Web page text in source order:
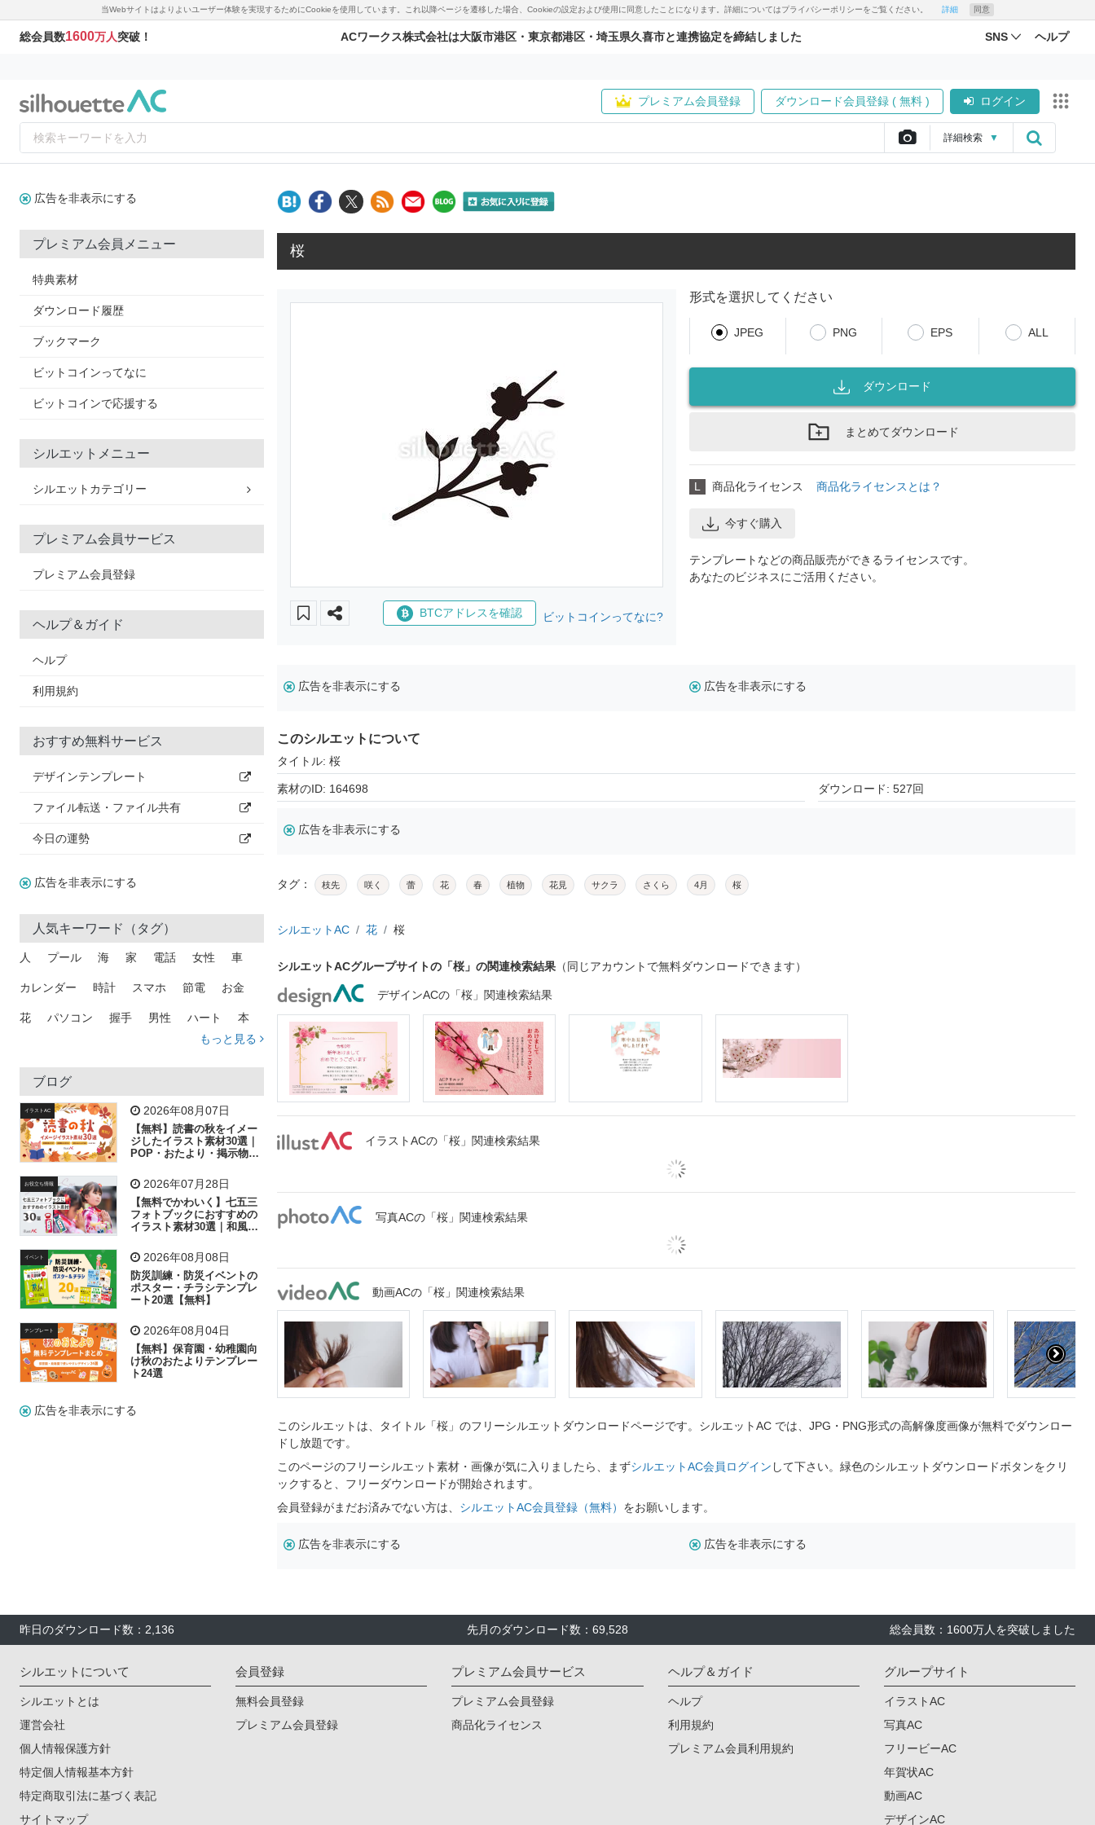
当Webサイトはよりよいユーザー体験を実現するためにCookieを使用しています。これ以降ページを遷移した場合、Cookieの設定および使用に同意したことになります。詳細についてはプライバシーポリシーをご覧ください。 詳細 同意
総会員数1600万人突破！ ACワークス株式会社は大阪市港区・東京都港区・埼玉県久喜市と連携協定を締結しました SNS ヘルプ
プレミアム会員登録 ダウンロード会員登録 ( 無料 ) ログイン
詳細検索 ▼
広告を非表示にする
プレミアム会員メニュー
特典素材
ダウンロード履歴
ブックマーク
ビットコインってなに
ビットコインで応援する
シルエットメニュー
シルエットカテゴリー
プレミアム会員サービス
プレミアム会員登録
ヘルプ＆ガイド
ヘルプ
利用規約
おすすめ無料サービス
デザインテンプレート
ファイル転送・ファイル共有
今日の運勢
広告を非表示にする
人気キーワード（タグ）
人 プール 海 家 電話 女性 車
カレンダー 時計 スマホ 節電 お金
花 パソコン 握手 男性 ハート 本
トラック 木
吹き出し
飛行機 グラフ ビル 魚 家族 書類
歩く 工場 会社 太陽 キラキラ
子供 作業員 葉 相談 ピクトグラム
もっと見る
ブログ
イラストAC 2026年08月07日
【無料】読書の秋をイメー
ジしたイラスト素材30選｜
POP・おたより・掲示物に
お役立ち情報 2026年07月28日
【無料でかわいく】七五三
フォトブックにおすすめの
イラスト素材30選｜和風の
イベント 2026年08月08日
防災訓練・防災イベントの
ポスター・チラシテンプレ
ート20選【無料】
テンプレート 2026年08月04日
【無料】保育園・幼稚園向
け秋のおたよりテンプレー
ト24選
広告を非表示にする
桜
BTCアドレスを確認 ビットコインってなに?
形式を選択してください
JPEG PNG EPS ALL
ダウンロード
まとめてダウンロード
L 商品化ライセンス 商品化ライセンスとは？
今すぐ購入
テンプレートなどの商品販売ができるライセンスです。
あなたのビジネスにご活用ください。
広告を非表示にする 広告を非表示にする
このシルエットについて
タイトル: 桜
素材のID: 164698 ダウンロード: 527回
広告を非表示にする
タグ： 枝先 咲く 蕾 花 春 植物 花見 サクラ さくら 4月 桜
シルエットAC 花 桜
シルエットACグループサイトの「桜」の関連検索結果 （同じアカウントで無料ダウンロードできます）
デザインACの「桜」関連検索結果
イラストACの「桜」関連検索結果
写真ACの「桜」関連検索結果
動画ACの「桜」関連検索結果
このシルエットは、タイトル「桜」のフリーシルエットダウンロードページです。シルエットAC では、JPG・PNG形式の高解像度画像が無料でダウンロー
ドし放題です。
このページのフリーシルエット素材・画像が気に入りましたら、まずシルエットAC会員ログイン して下さい。緑色のシルエットダウンロードボタンをクリ
ックすると、フリーダウンロードが開始されます。
会員登録がまだお済みでない方は、 シルエットAC会員登録（無料） をお願いします。
広告を非表示にする 広告を非表示にする
昨日のダウンロード数：2,136 先月のダウンロード数：69,528 総会員数：1600万人を突破しました
シルエットについて
シルエットとは
運営会社
個人情報保護方針
特定個人情報基本方針
特定商取引法に基づく表記
サイトマップ
会員登録
無料会員登録
プレミアム会員登録
プレミアム会員サービス
プレミアム会員登録
商品化ライセンス
ヘルプ＆ガイド
ヘルプ
利用規約
プレミアム会員利用規約
グループサイト
イラストAC
写真AC
フリービーAC
年賀状AC
動画AC
デザインAC